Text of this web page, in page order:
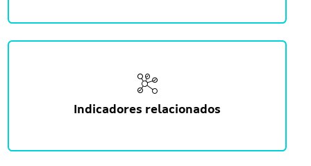
Indicadores relacionados